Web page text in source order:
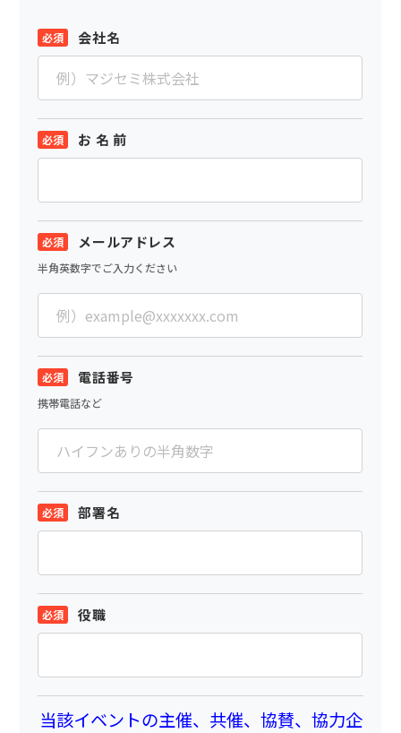
会社名
お 名 前
メールアドレス
半角英数字でご入力ください
電話番号
携帯電話など
部署名
役職
当該イベントの主催、共催、協賛、協力企